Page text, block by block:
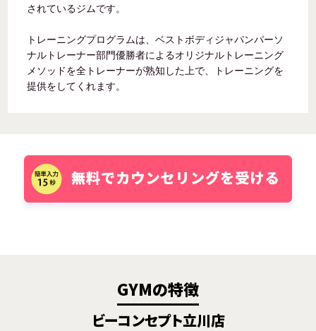
されているジムです。
トレーニングプログラムは、ベストボディジャパンパーソ
ナルトレーナー部門優勝者によるオリジナルトレーニング
メソッドを全トレーナーが熟知した上で、トレーニングを
提供をしてくれます。
GYMの特徴
ビーコンセプト立川店